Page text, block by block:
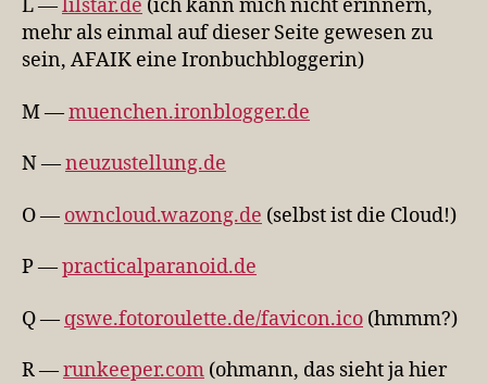
L —lilstar.de (ich kann mich nicht erinnern,
mehr als einmal auf dieser Seite gewesen zu
sein, AFAIK eine Ironbuchbloggerin)
M —muenchen.ironblogger.de
N —neuzustellung.de
O — owncloud.wazong.de (selbst ist die Cloud!)
P —practicalparanoid.de
Q — qswe.fotoroulette.de/favicon.ico (hmmm?)
R —runkeeper.com (ohmann, das sieht ja hier